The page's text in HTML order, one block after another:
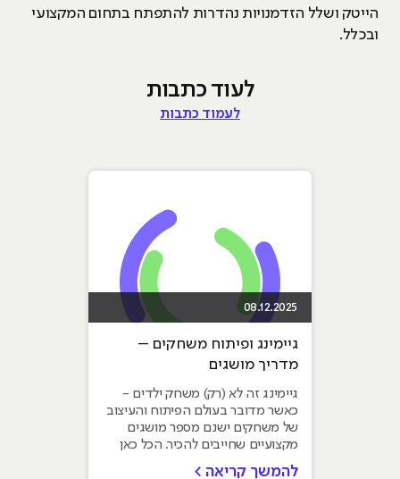
הייטק ושלל הזדמנויות נהדרות להתפתח בתחום המקצועי
ובכלל.
לעוד כתבות
לעמוד כתבות
08.12.2025
גיימינג ופיתוח משחקים –
מדריך מושגים
גיימינג זה לא (רק) משחק ילדים -
כאשר מדובר בעולם הפיתוח והעיצוב
של משחקים ישנם מספר מושגים
מקצועיים שחייבים להכיר. הכל כאן
להמשך קריאה >